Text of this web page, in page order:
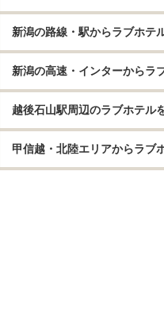
新潟の路線・駅からラブホテ
新潟の高速・インターからラ
越後石山駅周辺のラブホテル
甲信越・北陸エリアからラブ